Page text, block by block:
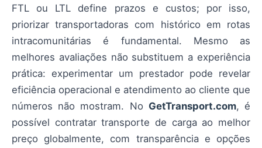
FTL ou LTL define prazos e custos; por isso,
priorizar transportadoras com histórico em rotas
intracomunitárias é fundamental. Mesmo as
melhores avaliações não substituem a experiência
prática: experimentar um prestador pode revelar
eficiência operacional e atendimento ao cliente que
números não mostram. No GetTransport.com, é
possível contratar transporte de carga ao melhor
preço globalmente, com transparência e opções